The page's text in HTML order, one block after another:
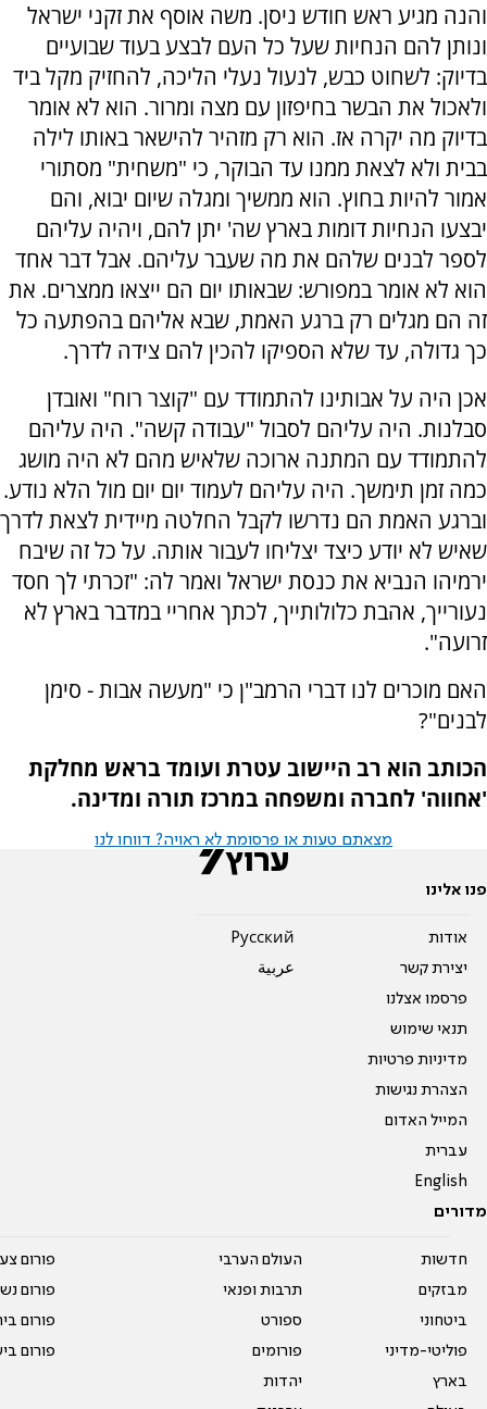
והנה מגיע ראש חודש ניסן. משה אוסף את זקני ישראל
ונותן להם הנחיות שעל כל העם לבצע בעוד שבועיים
בדיוק: לשחוט כבש, לנעול נעלי הליכה, להחזיק מקל ביד
ולאכול את הבשר בחיפזון עם מצה ומרור. הוא לא אומר
בדיוק מה יקרה אז. הוא רק מזהיר להישאר באותו לילה
בבית ולא לצאת ממנו עד הבוקר, כי "משחית" מסתורי
אמור להיות בחוץ. הוא ממשיך ומגלה שיום יבוא, והם
יבצעו הנחיות דומות בארץ שה' יתן להם, ויהיה עליהם
לספר לבנים שלהם את מה שעבר עליהם. אבל דבר אחד
הוא לא אומר במפורש: שבאותו יום הם ייצאו ממצרים. את
זה הם מגלים רק ברגע האמת, שבא אליהם בהפתעה כל
כך גדולה, עד שלא הספיקו להכין להם צידה לדרך.
אכן היה על אבותינו להתמודד עם "קוצר רוח" ואובדן
סבלנות. היה עליהם לסבול "עבודה קשה". היה עליהם
להתמודד עם המתנה ארוכה שלאיש מהם לא היה מושג
כמה זמן תימשך. היה עליהם לעמוד יום יום מול הלא נודע.
וברגע האמת הם נדרשו לקבל החלטה מיידית לצאת לדרך
שאיש לא יודע כיצד יצליחו לעבור אותה. על כל זה שיבח
ירמיהו הנביא את כנסת ישראל ואמר לה: "זכרתי לך חסד
נעורייך, אהבת כלולותייך, לכתך אחריי במדבר בארץ לא
זרועה".
האם מוכרים לנו דברי הרמב"ן כי "מעשה אבות - סימן
לבנים"?
הכותב הוא רב היישוב עטרת ועומד בראש מחלקת
'אחווה' לחברה ומשפחה במרכז תורה ומדינה.
מצאתם טעות או פרסומת לא ראויה? דווחו לנו
פנו אלינו
אודות
יצירת קשר
פרסמו אצלנו
תנאי שימוש
מדיניות פרטיות
הצהרת נגישות
המייל האדום
עברית
English
Pусский
عربية
מדורים
חדשות
מבזקים
ביטחוני
פוליטי-מדיני
בארץ
העולם הערבי
תרבות ופנאי
ספורט
פורומים
יהדות
פורום
פורום
פורום
פורום